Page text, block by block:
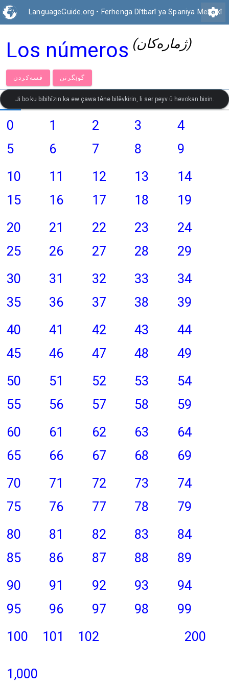
LanguageGuide.org • Ferhenga Dîtbarî ya Spaniya Meksîkî
settings
Los números (ژمارەكان)
قسەكردن گوێگرتن
Ji bo ku bibihîzin ka ew çawa têne bilêvkirin, li ser peyv û hevokan bixin.
0 1 2 3
4
5
6 7 8
9
10
11 12 13
14
15
16 17 18
19
20
21 22 23
24
25
26 27 28
29
30
31 32 33
34
35
36 37 38
39
40
41 42 43
44
45
46 47 48
49
50
51 52 53
54
55
56 57 58
59
60
61 62 63
64
65
66 67 68
69
70
71 72 73
74
75
76 77 78
79
80
81 82 83
84
85
86 87 88
89
90
91 92 93
94
95
96 97 98
99
100
101 102 200
1,000